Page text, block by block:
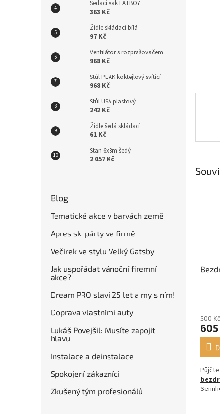
Sedací vak FATBOY
363 Kč
Židle skládací bílá
97 Kč
Ventilátor s rozprašovačem
968 Kč
Stůl PEAK koktejlový svítící
968 Kč
Stůl USA plastový
242 Kč
Židle šedá skládací
61 Kč
Stan 6x3m šedý
2 057 Kč
Blog
Tematické akce v barvách země
Apres ski párty ve firmě
Večírek ve stylu Velký Gatsby
Jak uspořádat vánoční firemní
akce?
Dream PRO slaví 25 let a my s ním!
Doprava vlastními auty
Lukáš Povejšil: Musíte zapojit
hlavu
Instalace a deinstalace
Spokojení zákazníci
Zkušený tým profesionálů
500
605